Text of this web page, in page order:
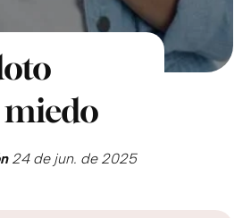
24 de jun. de 2025